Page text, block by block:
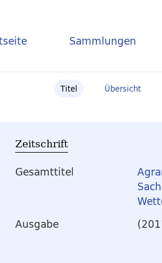
Sammlungen
Titel Übersicht
Zeitschrift
Gesamttitel
Ausgabe